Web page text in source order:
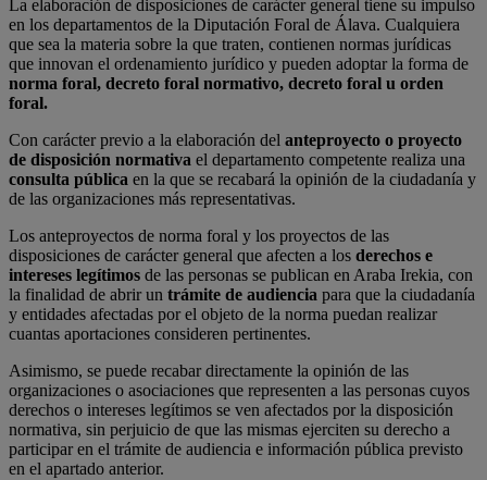
La elaboración de disposiciones de carácter general tiene su impulso
en los departamentos de la Diputación Foral de Álava. Cualquiera
que sea la materia sobre la que traten, contienen normas jurídicas
que innovan el ordenamiento jurídico y pueden adoptar la forma de
norma foral, decreto foral normativo, decreto foral u orden
foral.
Con carácter previo a la elaboración del anteproyecto o proyecto
de disposición normativa el departamento competente realiza una
consulta pública en la que se recabará la opinión de la ciudadanía y
de las organizaciones más representativas.
Los anteproyectos de norma foral y los proyectos de las
disposiciones de carácter general que afecten a los derechos e
intereses legítimos de las personas se publican en Araba Irekia, con
la finalidad de abrir un trámite de audiencia para que la ciudadanía
y entidades afectadas por el objeto de la norma puedan realizar
cuantas aportaciones consideren pertinentes.
Asimismo, se puede recabar directamente la opinión de las
organizaciones o asociaciones que representen a las personas cuyos
derechos o intereses legítimos se ven afectados por la disposición
normativa, sin perjuicio de que las mismas ejerciten su derecho a
participar en el trámite de audiencia e información pública previsto
en el apartado anterior.